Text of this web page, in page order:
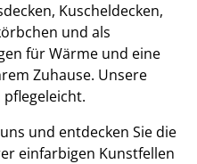
Kuscheldecken,
und als
für Wärme und eine
Zuhause. Unsere
und entdecken Sie die
einfarbigen Kunstfellen